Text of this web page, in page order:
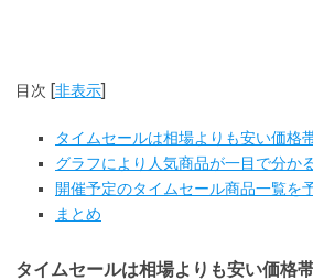
目次 [非表示]
タイムセールは相場よりも安い価格
グラフにより人気商品が一目で分か
開催予定のタイムセール商品一覧を
まとめ
タイムセールは相場よりも安い価格